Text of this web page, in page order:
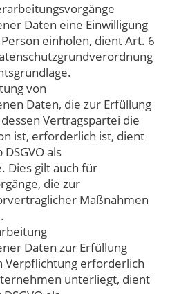
Daten eine Einwilligung
einholen, dient Art. 6
von
Daten, die zur Erfüllung
Vertragspartei die
ist, erforderlich ist, dient
als
Dies gilt auch für
die zur
Maßnahmen
Daten zur Erfüllung
Verpflichtung erforderlich
unterliegt, dient